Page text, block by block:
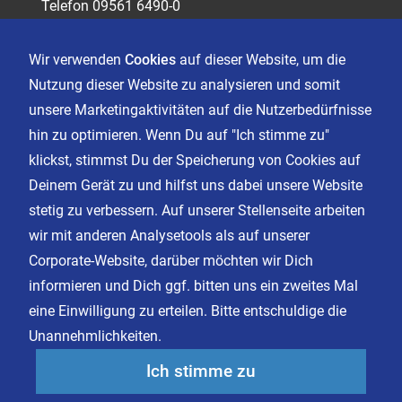
Telefon 09561 6490-0
Impressum
Datenschutz
AGB
Cookie Einstellungen
Facebook
Wir verwenden Cookies auf dieser Website, um die
Nutzung dieser Website zu analysieren und somit
unsere Marketingaktivitäten auf die Nutzerbedürfnisse
hin zu optimieren. Wenn Du auf "Ich stimme zu"
klickst, stimmst Du der Speicherung von Cookies auf
Deinem Gerät zu und hilfst uns dabei unsere Website
stetig zu verbessern. Auf unserer Stellenseite arbeiten
wir mit anderen Analysetools als auf unserer
Corporate-Website, darüber möchten wir Dich
informieren und Dich ggf. bitten uns ein zweites Mal
eine Einwilligung zu erteilen. Bitte entschuldige die
Unannehmlichkeiten.
Ich stimme zu